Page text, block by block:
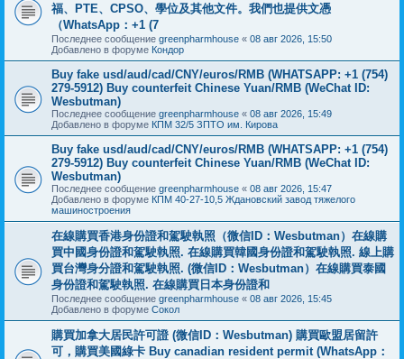
福、PTE、CPSO、學位及其他文件。我們也提供文憑
（WhatsApp：+1 (7
Последнее сообщение greenpharmhouse « 08 авг 2026, 15:50
Добавлено в форуме Кондор
Buy fake usd/aud/cad/CNY/euros/RMB (WHATSAPP: +1 (754)
279-5912) Buy counterfeit Chinese Yuan/RMB (WeChat ID:
Wesbutman)
Последнее сообщение greenpharmhouse « 08 авг 2026, 15:49
Добавлено в форуме КПМ 32/5 ЗПТО им. Кирова
Buy fake usd/aud/cad/CNY/euros/RMB (WHATSAPP: +1 (754)
279-5912) Buy counterfeit Chinese Yuan/RMB (WeChat ID:
Wesbutman)
Последнее сообщение greenpharmhouse « 08 авг 2026, 15:47
Добавлено в форуме КПМ 40-27-10,5 Ждановский завод тяжелого
машиностроения
在線購買香港身份證和駕駛執照（微信ID：Wesbutman）在線購
買中國身份證和駕駛執照. 在線購買韓國身份證和駕駛執照. 線上購
買台灣身分證和駕駛執照. (微信ID：Wesbutman）在線購買泰國
身份證和駕駛執照. 在線購買日本身份證和
Последнее сообщение greenpharmhouse « 08 авг 2026, 15:45
Добавлено в форуме Сокол
購買加拿大居民許可證 (微信ID：Wesbutman) 購買歐盟居留許
可，購買美國綠卡 Buy canadian resident permit (WhatsApp：